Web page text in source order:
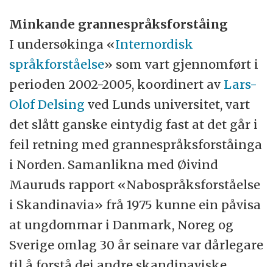
Minkande grannespråksforståing
I undersøkinga «Internordisk
språkforståelse» som vart gjennomført i
perioden 2002-2005, koordinert av Lars-
Olof Delsing ved Lunds universitet, vart
det slått ganske eintydig fast at det går i
feil retning med grannespråksforståinga
i Norden. Samanlikna med Øivind
Mauruds rapport «Nabospråksforståelse
i Skandinavia» frå 1975 kunne ein påvisa
at ungdommar i Danmark, Noreg og
Sverige omlag 30 år seinare var dårlegare